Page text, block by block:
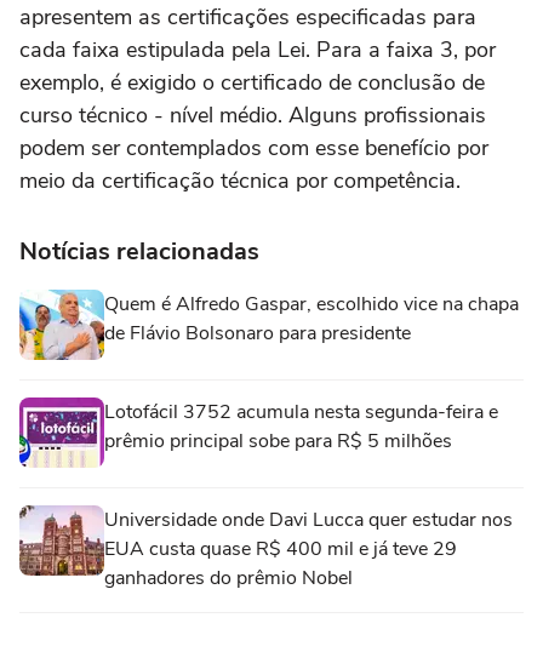
apresentem as certificações especificadas para
cada faixa estipulada pela Lei. Para a faixa 3, por
exemplo, é exigido o certificado de conclusão de
curso técnico - nível médio. Alguns profissionais
podem ser contemplados com esse benefício por
meio da certificação técnica por competência.
Notícias relacionadas
Quem é Alfredo Gaspar, escolhido vice na chapa
de Flávio Bolsonaro para presidente
Lotofácil 3752 acumula nesta segunda-feira e
prêmio principal sobe para R$ 5 milhões
Universidade onde Davi Lucca quer estudar nos
EUA custa quase R$ 400 mil e já teve 29
ganhadores do prêmio Nobel